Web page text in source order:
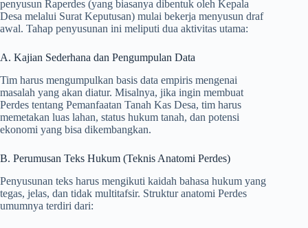
penyusun Raperdes (yang biasanya dibentuk oleh Kepala
Desa melalui Surat Keputusan) mulai bekerja menyusun draf
awal. Tahap penyusunan ini meliputi dua aktivitas utama:
A. Kajian Sederhana dan Pengumpulan Data
Tim harus mengumpulkan basis data empiris mengenai
masalah yang akan diatur. Misalnya, jika ingin membuat
Perdes tentang Pemanfaatan Tanah Kas Desa, tim harus
memetakan luas lahan, status hukum tanah, dan potensi
ekonomi yang bisa dikembangkan.
B. Perumusan Teks Hukum (Teknis Anatomi Perdes)
Penyusunan teks harus mengikuti kaidah bahasa hukum yang
tegas, jelas, dan tidak multitafsir. Struktur anatomi Perdes
umumnya terdiri dari: